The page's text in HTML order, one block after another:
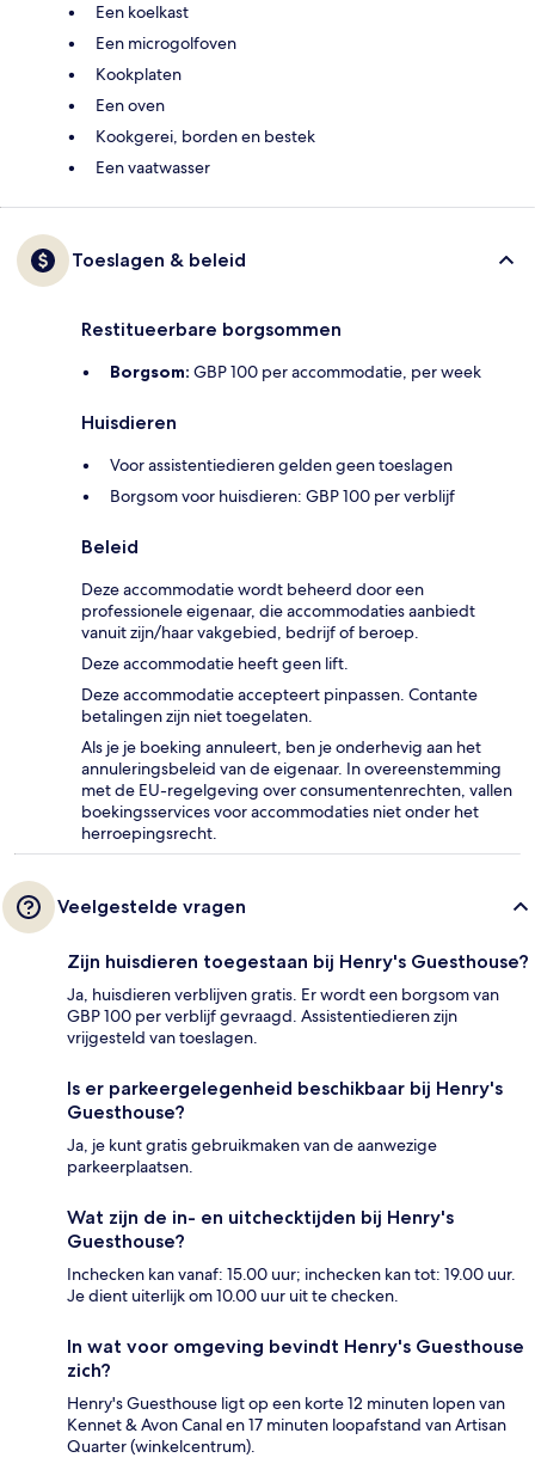
Een koelkast
Een microgolfoven
Kookplaten
Een oven
Kookgerei, borden en bestek
Een vaatwasser
Toeslagen & beleid
Restitueerbare borgsommen
Borgsom: GBP 100 per accommodatie, per week
Huisdieren
Voor assistentiedieren gelden geen toeslagen
Borgsom voor huisdieren: GBP 100 per verblijf
Beleid
Deze accommodatie wordt beheerd door een
professionele eigenaar, die accommodaties aanbiedt
vanuit zijn/haar vakgebied, bedrijf of beroep.
Deze accommodatie heeft geen lift.
Deze accommodatie accepteert pinpassen. Contante
betalingen zijn niet toegelaten.
Als je je boeking annuleert, ben je onderhevig aan het
annuleringsbeleid van de eigenaar. In overeenstemming
met de EU-regelgeving over consumentenrechten, vallen
boekingsservices voor accommodaties niet onder het
herroepingsrecht.
Veelgestelde vragen
Zijn huisdieren toegestaan bij Henry's Guesthouse?
Ja, huisdieren verblijven gratis. Er wordt een borgsom van
GBP 100 per verblijf gevraagd. Assistentiedieren zijn
vrijgesteld van toeslagen.
Is er parkeergelegenheid beschikbaar bij Henry's
Guesthouse?
Ja, je kunt gratis gebruikmaken van de aanwezige
parkeerplaatsen.
Wat zijn de in- en uitchecktijden bij Henry's
Guesthouse?
Inchecken kan vanaf: 15.00 uur; inchecken kan tot: 19.00 uur.
Je dient uiterlijk om 10.00 uur uit te checken.
In wat voor omgeving bevindt Henry's Guesthouse
zich?
Henry's Guesthouse ligt op een korte 12 minuten lopen van
Kennet & Avon Canal en 17 minuten loopafstand van Artisan
Quarter (winkelcentrum).